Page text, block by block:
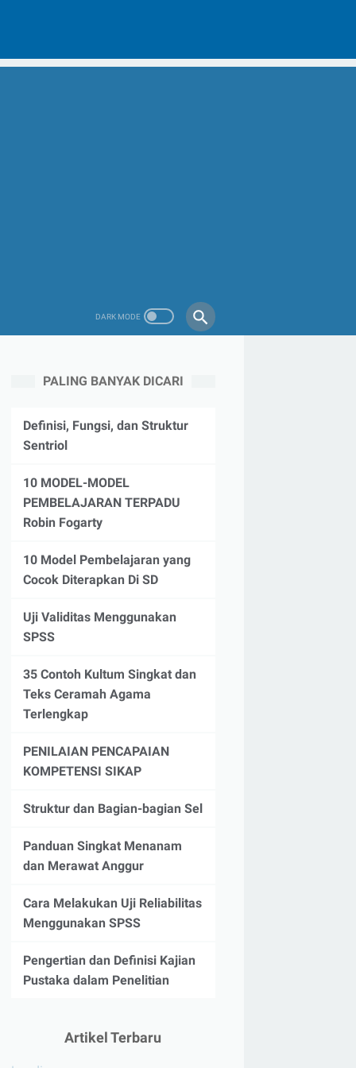
PALING BANYAK DICARI
Definisi, Fungsi, dan Struktur
Sentriol
10 MODEL-MODEL
PEMBELAJARAN TERPADU
Robin Fogarty
10 Model Pembelajaran yang
Cocok Diterapkan Di SD
Uji Validitas Menggunakan
SPSS
35 Contoh Kultum Singkat dan
Teks Ceramah Agama
Terlengkap
PENILAIAN PENCAPAIAN
KOMPETENSI SIKAP
Struktur dan Bagian-bagian Sel
Panduan Singkat Menanam
dan Merawat Anggur
Cara Melakukan Uji Reliabilitas
Menggunakan SPSS
Pengertian dan Definisi Kajian
Pustaka dalam Penelitian
Artikel Terbaru